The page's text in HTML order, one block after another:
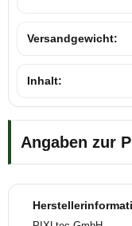
Versandgewicht:
Inhalt:
Angaben zur